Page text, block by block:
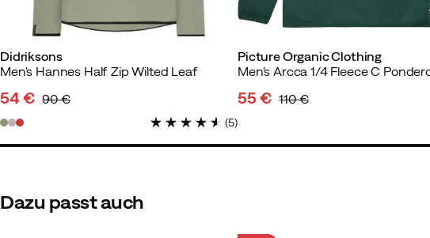
Didriksons
Men's Hannes Half Zip Wilted Leaf
discounted
price
54 €
original
price
90 €
(5)
Picture Organic Clothing
55 € 110 €
Dazu passt auch